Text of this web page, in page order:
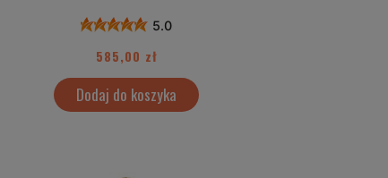
5.0
585,00 zł
Dodaj do koszyka